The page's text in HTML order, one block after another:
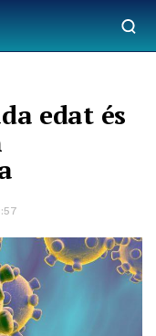
edat és